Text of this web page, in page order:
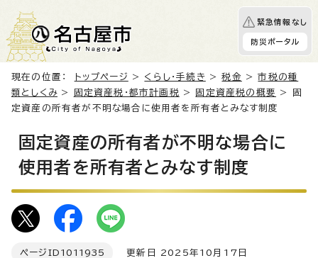
緊急情報なし
防災ポータル
現在の位置： トップページ > くらし・手続き >税金 >市税の種
類としくみ > 固定資産税・都市計画税 > 固定資産税の概要
> 固
定資産の所有者が不明な場合に使用者を所有者とみなす制度
固定資産の所有者が不明な場合に
使用者を所有者とみなす制度
ページID 1011935 更新日 2025年10月17日